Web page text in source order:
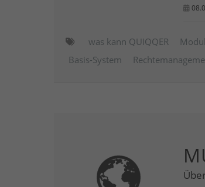
was kann QUIQQER
Basis-System